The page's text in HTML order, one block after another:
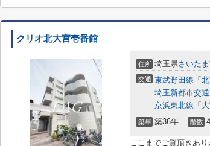
クリオ北大宮壱番館
住所 埼玉県さいた
交通 東武野田線 「
埼玉新都市交
京浜東北線 「
築年 築36年 階数
ここまでご覧頂きあ